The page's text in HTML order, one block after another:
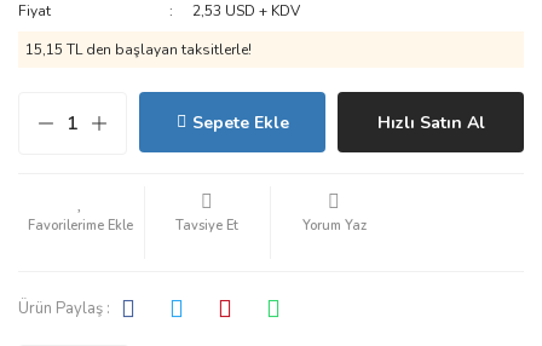
Fiyat
2,53 USD + KDV
15,15 TL den başlayan taksitlerle!
Sepete Ekle Hızlı Satın Al
Tavsiye Et Yorum Yaz
Ürün Paylaş :